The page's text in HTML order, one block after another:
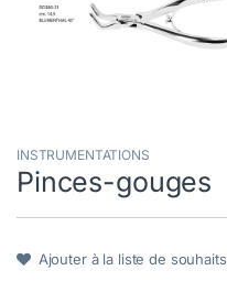
INSTRUMENTATIONS
Pinces-gouges
Ajouter à la liste de souhaits